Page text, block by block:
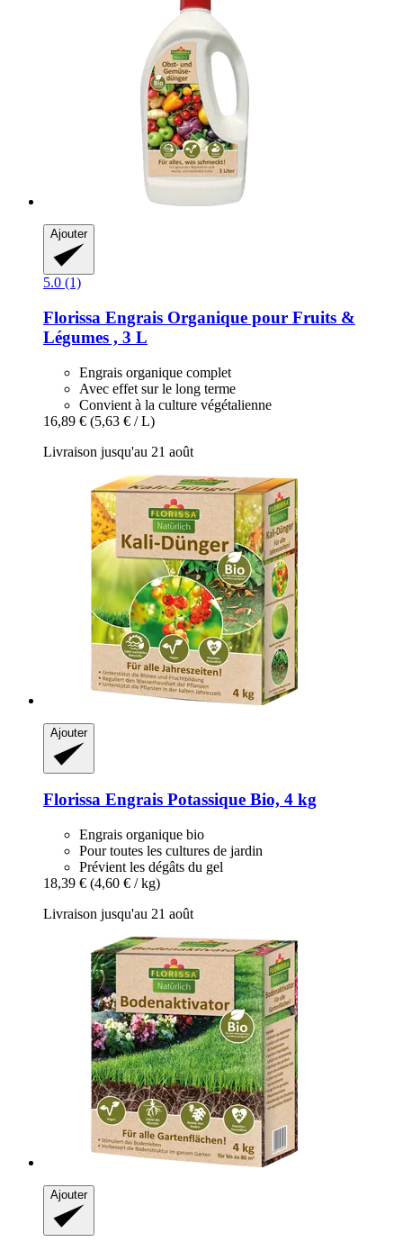
Ajouter
5.0 (1)
Florissa Engrais Organique pour Fruits &
Légumes , 3 L
Engrais organique complet
Avec effet sur le long terme
Convient à la culture végétalienne
16,89 € (5,63 € / L)
Livraison jusqu'au 21 août
Ajouter
Florissa Engrais Potassique Bio, 4 kg
Engrais organique bio
Pour toutes les cultures de jardin
Prévient les dégâts du gel
18,39 € (4,60 € / kg)
Livraison jusqu'au 21 août
Ajouter